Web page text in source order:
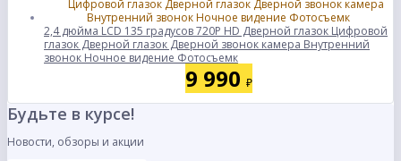
2,4 дюйма LCD 135 градусов 720P HD Дверной глазок Цифровой
глазок Дверной глазок Дверной звонок камера Внутренний
звонок Ночное видение Фотосъемк
9 990 ₽
Будьте в курсе!
Новости, обзоры и акции